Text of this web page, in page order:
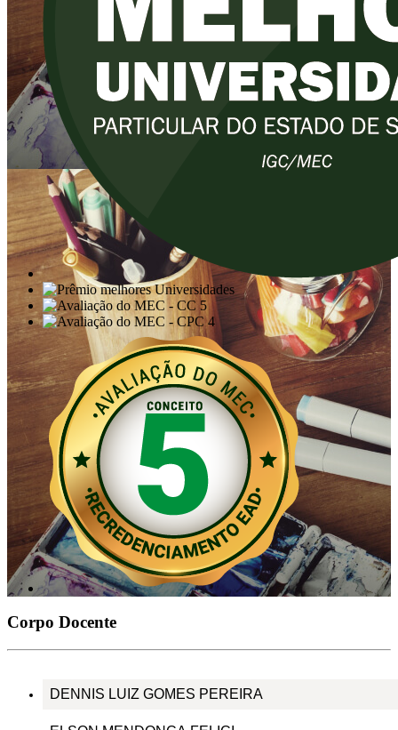
Corpo Docente
DENNIS LUIZ GOMES PEREIRA